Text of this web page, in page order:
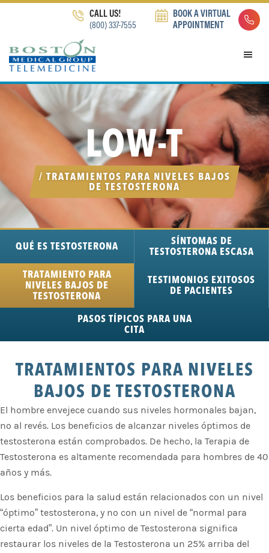
navigation
content
CALL US!
(800) 337-7555
BOOK A VIRTUAL
APPOINTMENT
LOW-T
/ TRATAMIENTOS PARA NIVELES BAJOS
DE TESTOSTERONA
QUÉ ES TESTOSTERONA SÍNTOMAS DE
TESTOSTERONA ESCASA
TRATAMIENTO PARA
NIVELES BAJOS DE
TESTOSTERONA
TESTIMONIOS EXITOSOS
DE PACIENTES
PASOS TÍPICOS PARA UNA
CITA
TRATAMIENTOS PARA NIVELES
BAJOS DE TESTOSTERONA
El hombre envejece cuando sus niveles hormonales bajan,
no al revés. Los beneficios de alcanzar niveles óptimos de
testosterona están comprobados. De hecho, la Terapia de
Testosterona es altamente recomendada para hombres de 40
años y más.
Los beneficios para la salud están relacionados con un nivel
“óptimo” testosterona, y no con un nivel de “normal para
cierta edad”. Un nivel óptimo de Testosterona significa
restaurar los niveles de la Testosterona un 25% arriba del